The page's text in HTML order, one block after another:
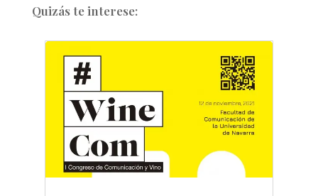
Quizás te interese: